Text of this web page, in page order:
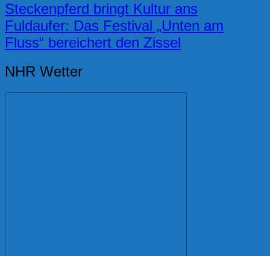
Steckenpferd bringt Kultur ans
Fuldaufer: Das Festival „Unten am
Fluss“ bereichert den Zissel
NHR Wetter